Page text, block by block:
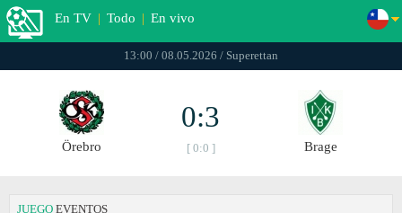
En TV | Todo | En vivo
13:00 / 08.05.2026 / Superettan
Örebro
0:3
[ 0:0 ] Brage
JUEGO EVENTOS